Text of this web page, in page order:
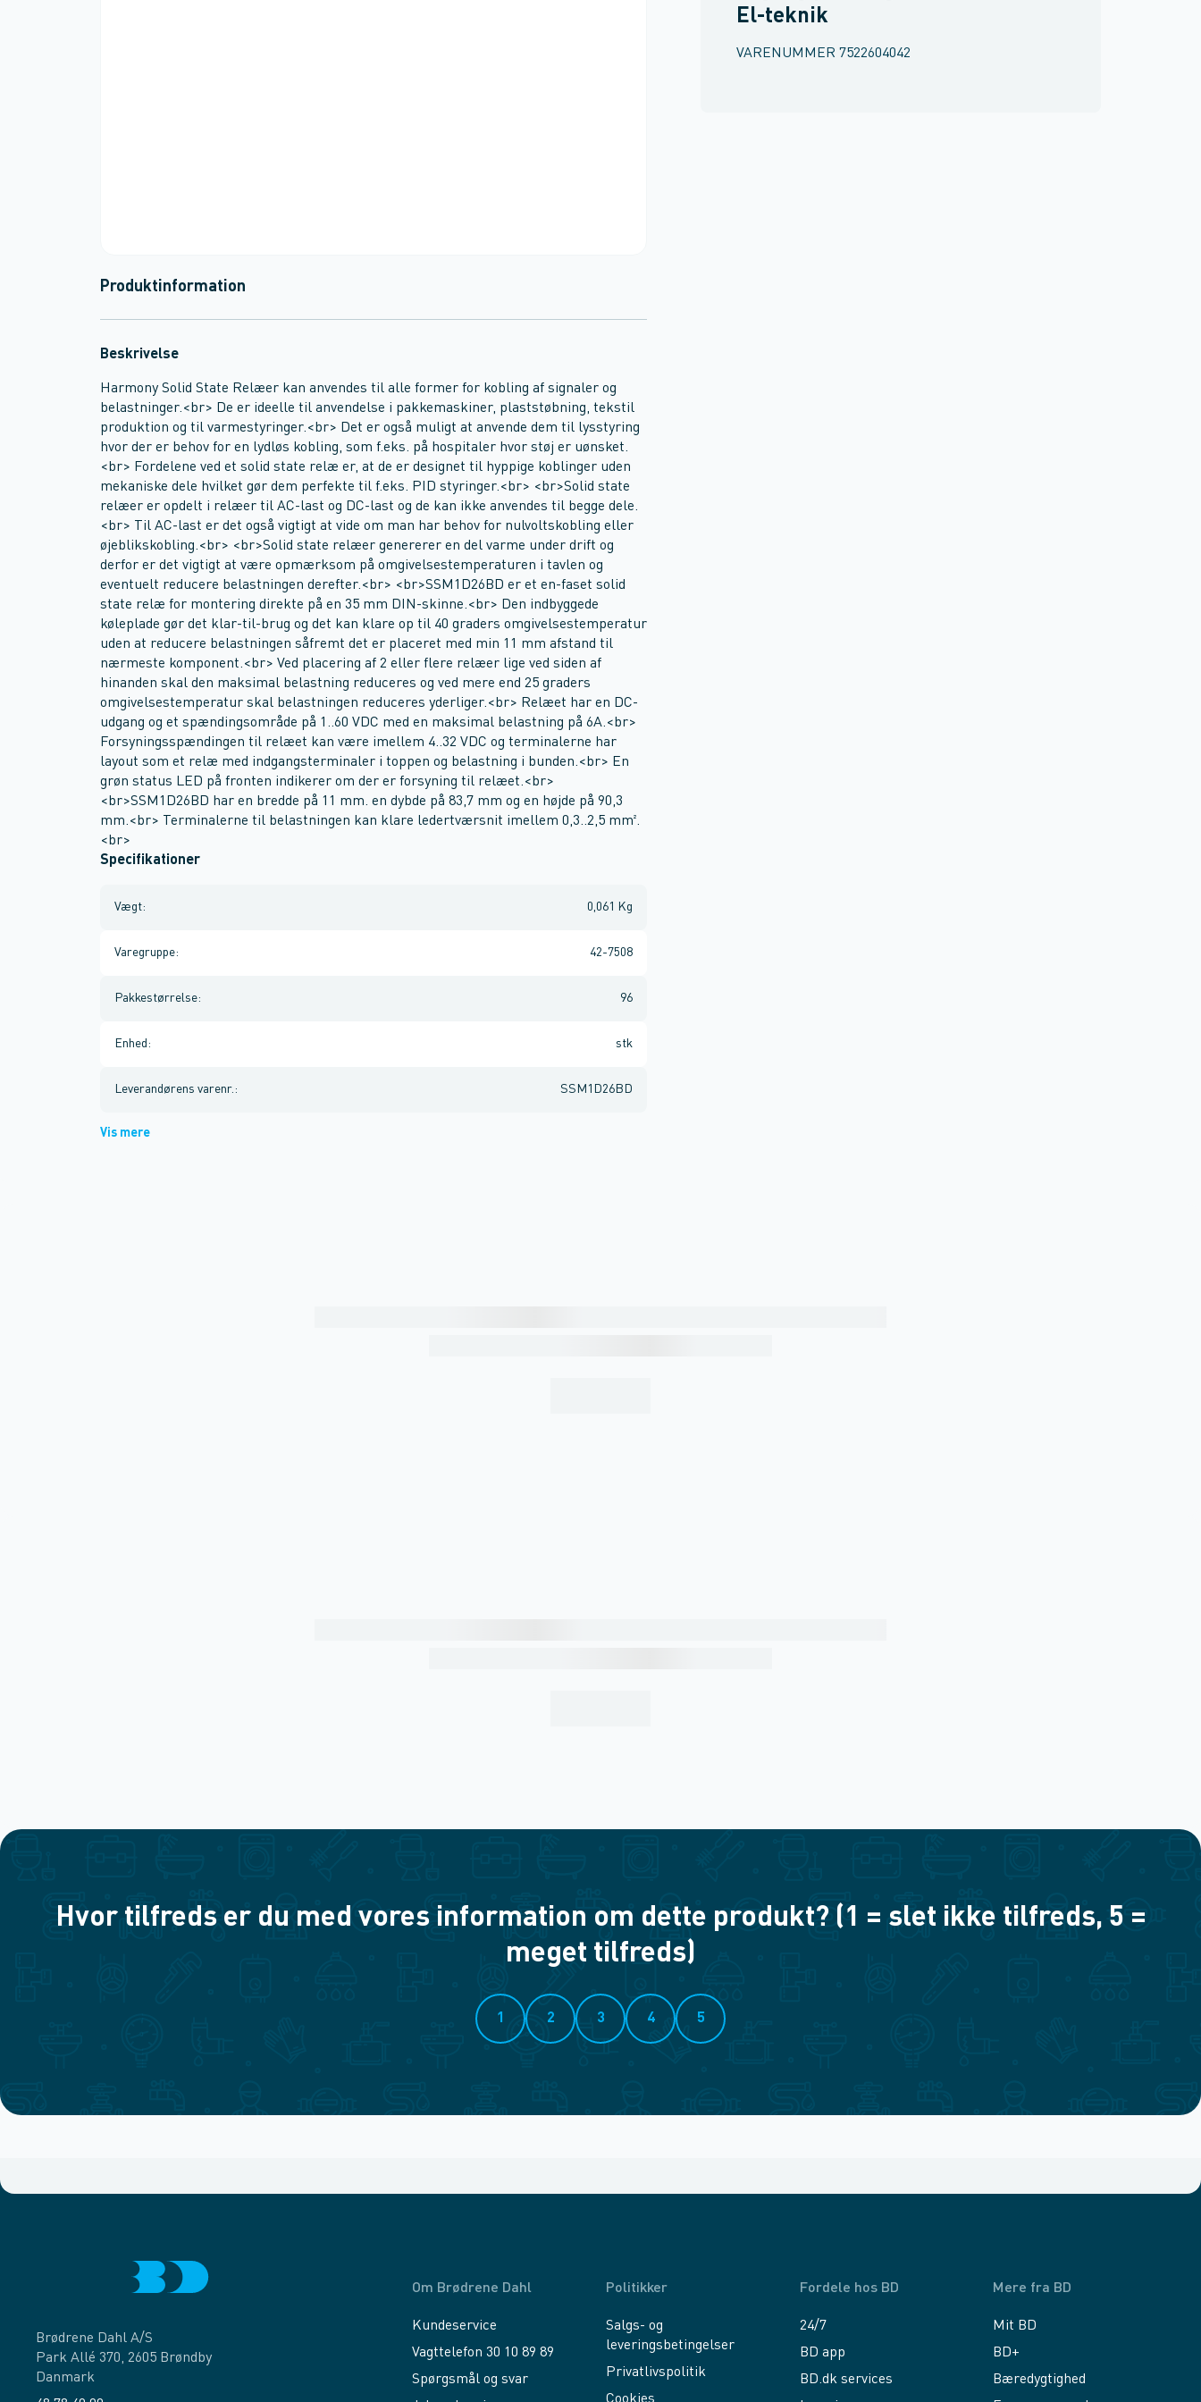
El-teknik
VARENUMMER 7522604042
Produktinformation
Beskrivelse
Harmony Solid State Relæer kan anvendes til alle former for kobling af signaler og
belastninger.<br> De er ideelle til anvendelse i pakkemaskiner, plaststøbning, tekstil
produktion og til varmestyringer.<br> Det er også muligt at anvende dem til lysstyring
hvor der er behov for en lydløs kobling, som f.eks. på hospitaler hvor støj er uønsket.
<br> Fordelene ved et solid state relæ er, at de er designet til hyppige koblinger uden
mekaniske dele hvilket gør dem perfekte til f.eks. PID styringer.<br> <br>Solid state
relæer er opdelt i relæer til AC-last og DC-last og de kan ikke anvendes til begge dele.
<br> Til AC-last er det også vigtigt at vide om man har behov for nulvoltskobling eller
øjeblikskobling.<br> <br>Solid state relæer genererer en del varme under drift og
derfor er det vigtigt at være opmærksom på omgivelsestemperaturen i tavlen og
eventuelt reducere belastningen derefter.<br> <br>SSM1D26BD er et en-faset solid
state relæ for montering direkte på en 35 mm DIN-skinne.<br> Den indbyggede
køleplade gør det klar-til-brug og det kan klare op til 40 graders omgivelsestemperatur
uden at reducere belastningen såfremt det er placeret med min 11 mm afstand til
nærmeste komponent.<br> Ved placering af 2 eller flere relæer lige ved siden af
hinanden skal den maksimal belastning reduceres og ved mere end 25 graders
omgivelsestemperatur skal belastningen reduceres yderliger.<br> Relæet har en DC-
udgang og et spændingsområde på 1..60 VDC med en maksimal belastning på 6A.<br>
Forsyningsspændingen til relæet kan være imellem 4..32 VDC og terminalerne har
layout som et relæ med indgangsterminaler i toppen og belastning i bunden.<br> En
grøn status LED på fronten indikerer om der er forsyning til relæet.<br>
<br>SSM1D26BD har en bredde på 11 mm. en dybde på 83,7 mm og en højde på 90,3
mm.<br> Terminalerne til belastningen kan klare ledertværsnit imellem 0,3..2,5 mm².
<br>
Specifikationer
Vægt: 0,061 Kg
Varegruppe: 42-7508
Pakkestørrelse: 96
Enhed : stk
Leverandørens varenr. : SSM1D26BD
Vis mere
Hvor tilfreds er du med vores information om dette produkt? (1 = slet ikke tilfreds, 5 =
meget tilfreds)
1 2 3 4 5
Brødrene Dahl A/S
Park Allé 370, 2605 Brøndby
Danmark
Om Brødrene Dahl
Kundeservice
Vagttelefon 30 10 89 89
Spørgsmål og svar
Politikker
Salgs- og
leveringsbetingelser
Privatlivspolitik
Fordele hos BD
24/7
BD app
BD.dk services
Mere fra BD
Mit BD
BD+
Bæredygtighed